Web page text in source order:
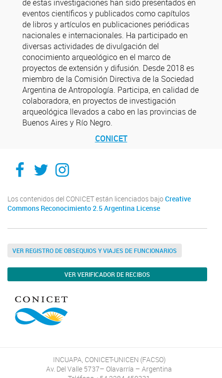
de estas investigaciones han sido presentados en
eventos científicos y publicados como capítulos
de libros y artículos en publicaciones periódicas
nacionales e internacionales. Ha participado en
diversas actividades de divulgación del
conocimiento arqueológico en el marco de
proyectos de extensión y difusión. Desde 2018 es
miembro de la Comisión Directiva de la Sociedad
Argentina de Antropología. Participa, en calidad de
colaboradora, en proyectos de investigación
arqueológica llevados a cabo en las provincias de
Buenos Aires y Río Negro.
CONICET
Facebook
TwitterInstagram
Los contenidos del CONICET están licenciados bajo Creative
Commons Reconocimiento 2.5 Argentina License
VER REGISTRO DE OBSEQUIOS Y VIAJES DE FUNCIONARIOS
VER VERIFICADOR DE RECIBOS
INCUAPA, CONICET-UNICEN (FACSO)
Av. Del Valle 5737– Olavarría – Argentina